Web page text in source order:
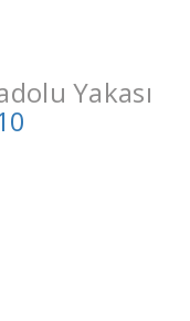
Yakası